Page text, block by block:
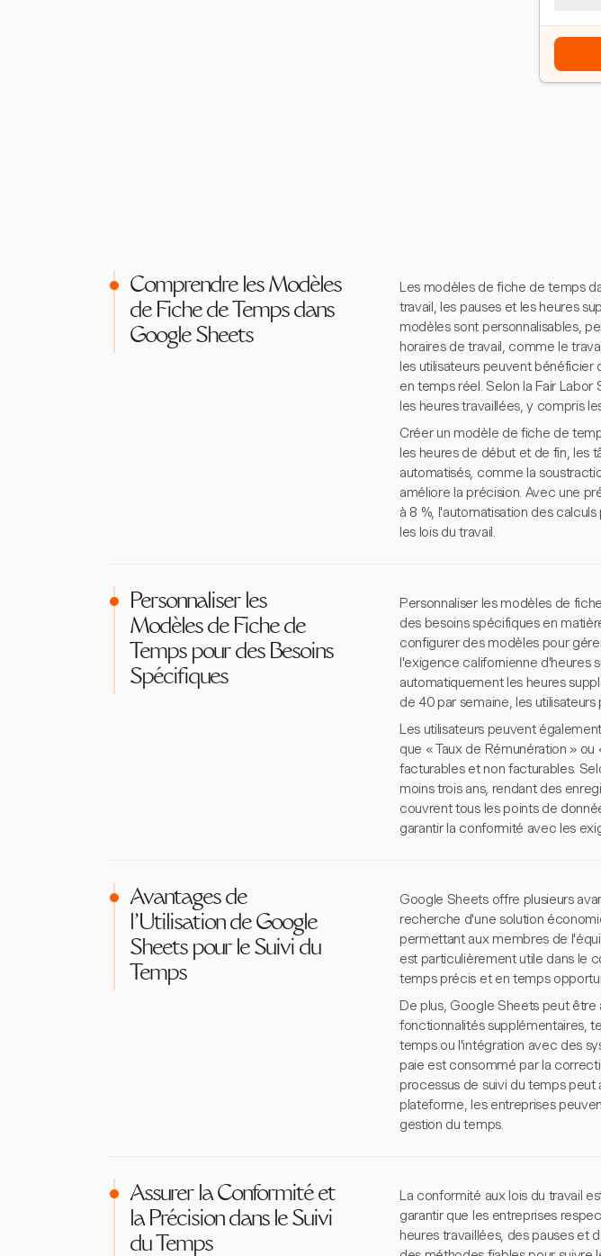
Comprendre les Modèles
de Fiche de Temps dans
Google Sheets
Les modèles de fiche de temps
travail, les pauses et les heures
modèles sont personnalisables,
horaires de travail, comme le
les utilisateurs peuvent
en temps réel. Selon la Fair
les heures travaillées, y compris
Créer un modèle de fiche de
les heures de début et de fin, les
automatisés, comme la
améliore la précision. Avec une
à 8 %, l'automatisation des
les lois du travail.
Personnaliser les
Modèles de Fiche de
Temps pour des Besoins
Spécifiques
Personnaliser les modèles de
des besoins spécifiques en
configurer des modèles pour
l'exigence californienne d'heures
automatiquement les heures
de 40 par semaine, les
Les utilisateurs peuvent
que « Taux de Rémunération »
facturables et non facturables.
moins trois ans, rendant des
couvrent tous les points de
garantir la conformité avec les
Avantages de
l'Utilisation de Google
Sheets pour le Suivi du
Temps
Google Sheets offre plusieurs
recherche d'une solution
permettant aux membres de
est particulièrement utile dans le
temps précis et en temps
De plus, Google Sheets peut
fonctionnalités supplémentaires,
temps ou l'intégration avec des
paie est consommé par la
processus de suivi du temps
plateforme, les entreprises
gestion du temps.
Assurer la Conformité et
la Précision dans le Suivi
du Temps
La conformité aux lois du travail
garantir que les entreprises
heures travaillées, des pauses et